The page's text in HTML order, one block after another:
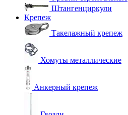
Штангенциркули
Крепеж
Такелажный крепеж
Хомуты металлические
Анкерный крепеж